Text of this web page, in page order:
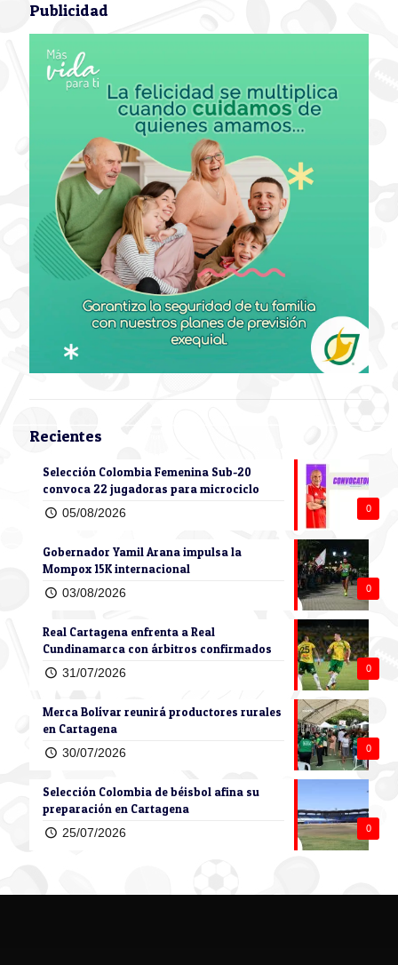
Publicidad
Recientes
0
Selección Colombia Femenina Sub-20
convoca 22 jugadoras para microciclo
05/08/2026
0
Gobernador Yamil Arana impulsa la
Mompox 15K internacional
03/08/2026
0
Real Cartagena enfrenta a Real
Cundinamarca con árbitros confirmados
31/07/2026
0
Merca Bolívar reunirá productores rurales
en Cartagena
30/07/2026
0
Selección Colombia de béisbol afina su
preparación en Cartagena
25/07/2026